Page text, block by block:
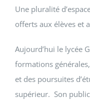
Une pluralité
offerts aux élèves et
Aujourd’hui le lycée
formations
et des poursuites
supérieur. Son